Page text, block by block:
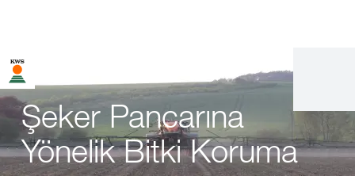
Şeker Pancarına
Yönelik Bitki Koruma